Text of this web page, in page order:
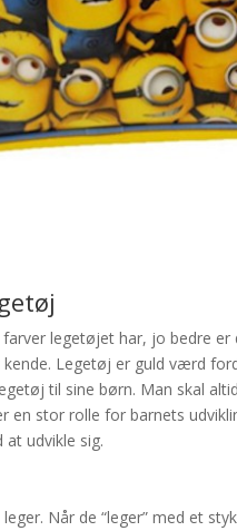
legetøjet har, jo bedre
Legetøj er guld værd
til sine børn. Man skal
en stor rolle for barnets
udvikle sig.
Når de “leger” med et